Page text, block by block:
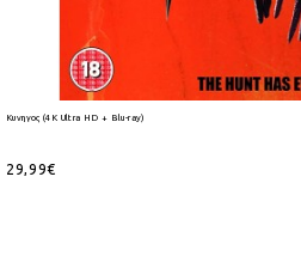
Κυνηγος (4K Ultra HD + Blu-ray)
29,99€